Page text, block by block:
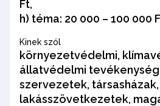
Ft,
h) téma: 20 000 – 100 000
Kinek szól
környezetvédelmi,
állatvédelmi
szervezetek, társasházak,
lakásszövetkezetek,